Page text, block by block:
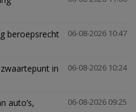
06-08-2026 10:47
beroepsrecht
06-08-2026 10:24
in
06-08-2026 09:25
auto’s,